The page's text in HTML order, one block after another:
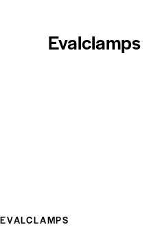
Evalclamps
EVALCLAMPS